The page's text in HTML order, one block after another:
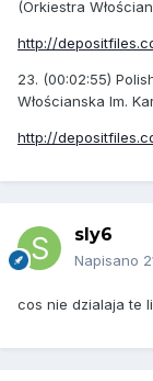
(Orkiestra
http://
23. (00:02:55)
Włościanska Im.
http://
sly6
Napisano
cos nie dzialaja te